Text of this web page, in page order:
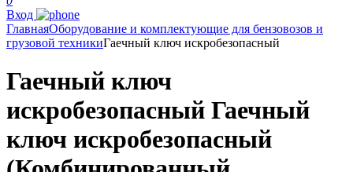
Вход
ГлавнаяОборудование и комплектующие для бензовозов и
грузовой техникиГаечный ключ искробезопасный
Гаечный ключ
искробезопасный Гаечный
ключ искробезопасный